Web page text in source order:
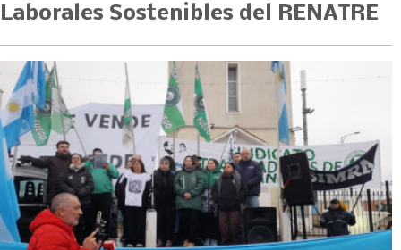
Laborales Sostenibles del RENATRE